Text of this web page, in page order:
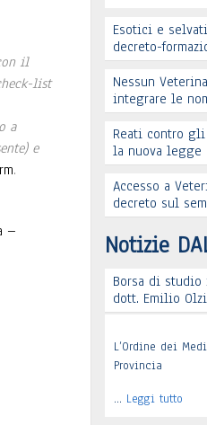
il
list
a
e
.
–
Esotici e
decreto-
Leggi tutto
Nessun
integrare le
Leggi tutto
Reati contro
la nuova legge
Leggi tutto
Accesso a
decreto sul
Leggi tutto
Notizie
Borsa di
dott. Emilio Olzi
L’Ordine dei
Provincia
… Leggi tutto